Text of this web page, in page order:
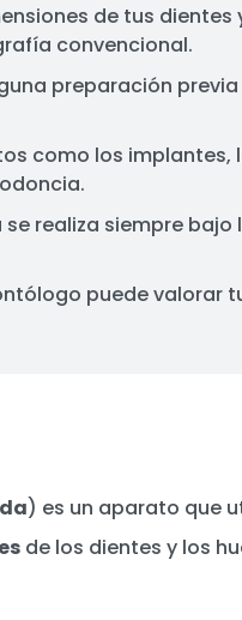
de tus dientes
convencional.
preparación
como los implantes,
realiza siempre bajo
puede valorar
) es un aparato que
de los dientes y los